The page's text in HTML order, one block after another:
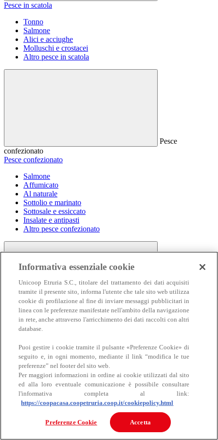
Pesce in scatola
Tonno
Salmone
Alici e acciughe
Molluschi e crostacei
Altro pesce in scatola
Pesce
confezionato
Pesce confezionato
Salmone
Affumicato
Al naturale
Sottolio e marinato
Sottosale e essiccato
Insalate e antipasti
Altro pesce confezionato
Carne
Carne
Bovino
Informativa essenziale cookie
Unicoop Etruria S.C., titolare del trattamento dei dati acquisiti
tramite il presente sito, informa l'utente che tale sito web utilizza
cookie di profilazione al fine di inviare messaggi pubblicitari in
linea con le preferenze manifestate nell'ambito della navigazione
in rete, anche attraverso l'arricchimento dei dati raccolti con altri
database.
Puoi gestire i cookie tramite il pulsante «Preferenze Cookie» di
seguito e, in ogni momento, mediante il link “modifica le tue
preferenze” nel footer del sito web.
Per maggiori informazioni in ordine ai cookie utilizzati dal sito
ed alla loro eventuale comunicazione è possibile consultare
l'informativa completa al link:
https://coopacasa.coopetruria.coop.it/cookiepolicy.html
Preferenze Cookie Accetta